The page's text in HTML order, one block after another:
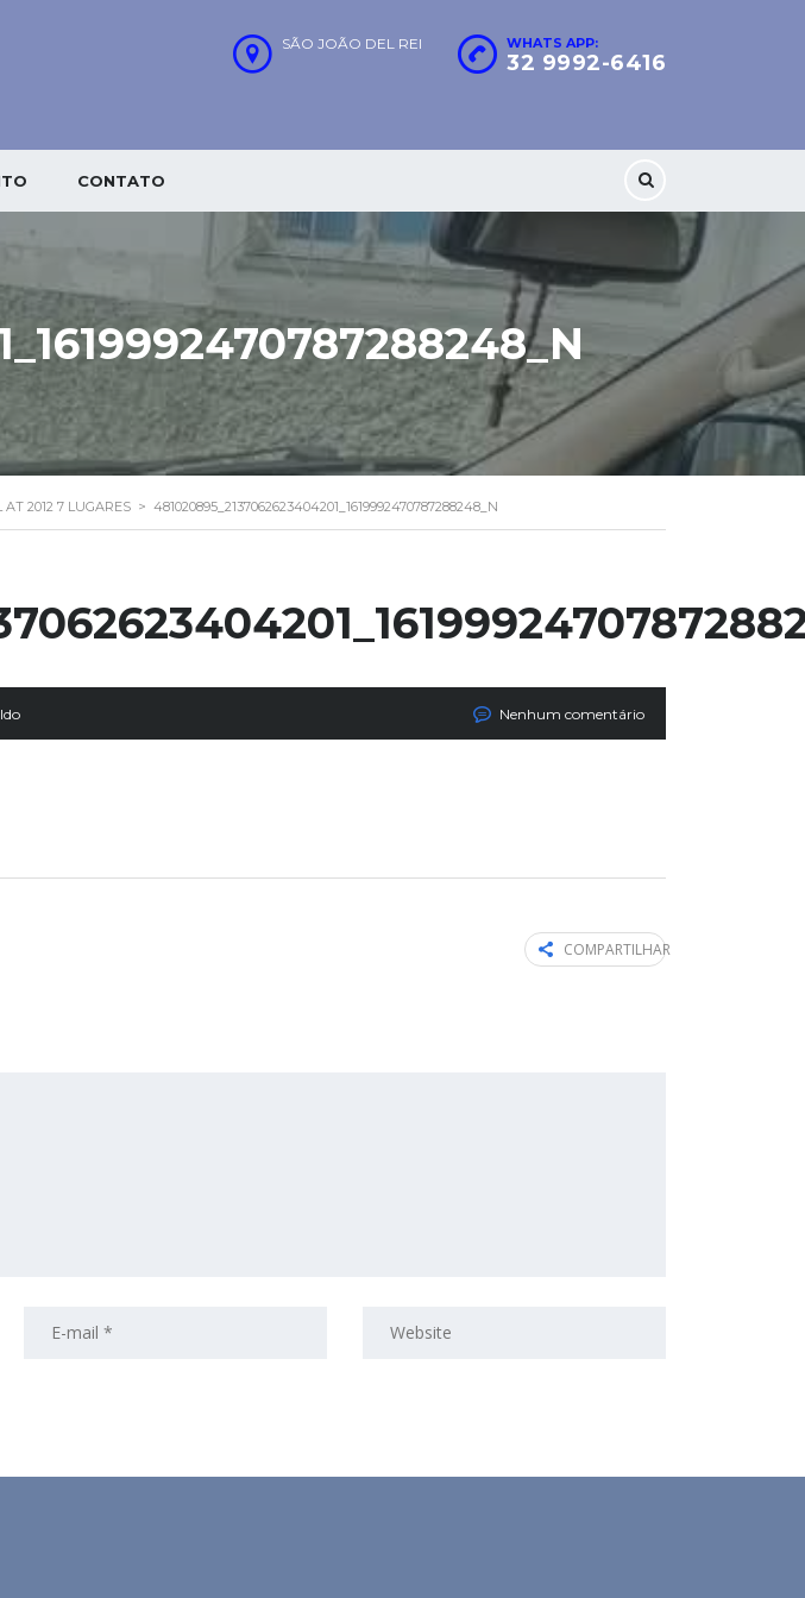
WHATS APP:
32 9992-6416
SÃO JOÃO DEL REI
CONTATO
2012 7 LUGARES > 481020895_2137062623404201_1619992470787288248_N
Nenhum comentário
COMPARTILHAR